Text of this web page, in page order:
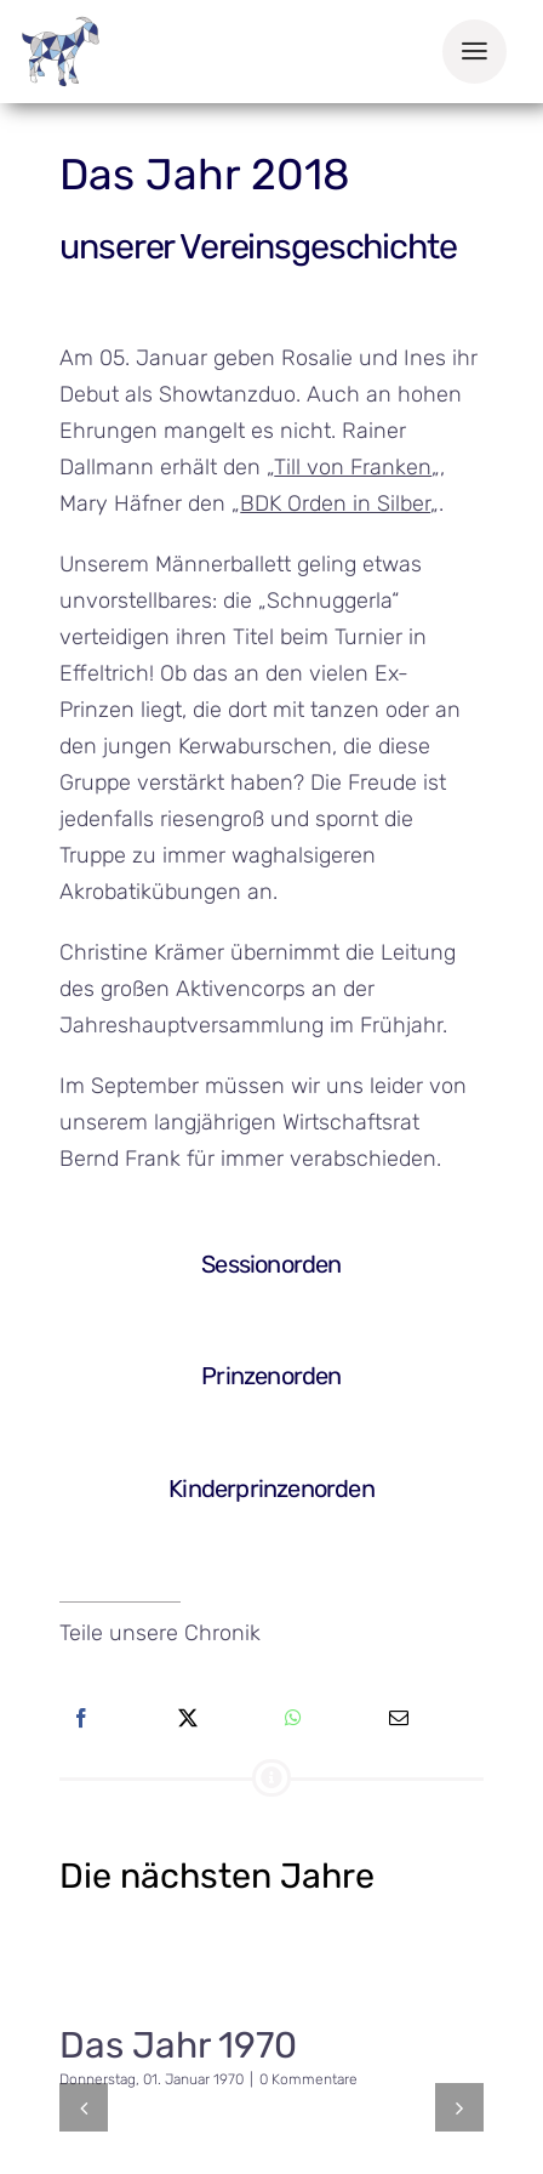
Inhalt
springen
Das Jahr 2018
unserer Vereinsgeschichte
Am 05. Januar geben Rosalie und Ines ihr
Debut als Showtanzduo. Auch an hohen
Ehrungen mangelt es nicht. Rainer
Dallmann erhält den „Till von Franken„,
Mary Häfner den „BDK Orden in Silber„.
Unserem Männerballett geling etwas
unvorstellbares: die „Schnuggerla“
verteidigen ihren Titel beim Turnier in
Effeltrich! Ob das an den vielen Ex-
Prinzen liegt, die dort mit tanzen oder an
den jungen Kerwaburschen, die diese
Gruppe verstärkt haben? Die Freude ist
jedenfalls riesengroß und spornt die
Truppe zu immer waghalsigeren
Akrobatikübungen an.
Christine Krämer übernimmt die Leitung
des großen Aktivencorps an der
Jahreshauptversammlung im Frühjahr.
Im September müssen wir uns leider von
unserem langjährigen Wirtschaftsrat
Bernd Frank für immer verabschieden.
Sessionorden
Prinzenorden
Kinderprinzenorden
Teile unsere Chronik
Die nächsten Jahre
Das Jahr 1970
Donnerstag, 01. Januar 1970 0 Kommentare